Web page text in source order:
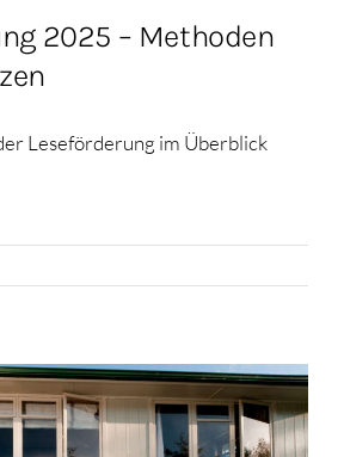
2025 – Methoden
Leseförderung im Überblick